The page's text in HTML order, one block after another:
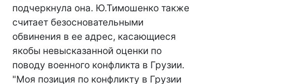
подчеркнула она. Ю.Тимошенко также
считает безосновательными
обвинения в ее адрес, касающиеся
якобы невысказанной оценки по
поводу военного конфликта в Грузии.
"Моя позиция по конфликту в Грузии